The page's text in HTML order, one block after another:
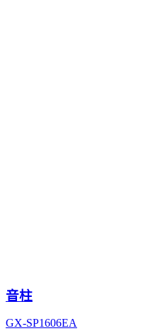
音柱
GX-SP1606EA